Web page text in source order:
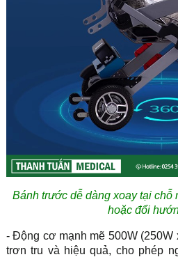
Bánh trước dễ dàng xoay tại chỗ
hoặc đổi
- Động cơ mạnh mẽ 500W (250W
trơn tru và hiệu quả, cho phép